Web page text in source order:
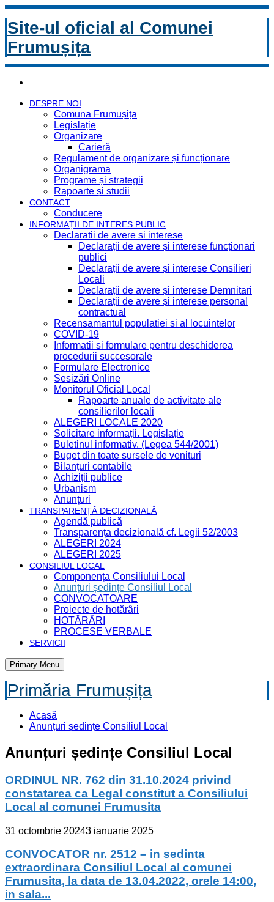
Site-ul oficial al Comunei
Frumușița
DESPRE NOI
Comuna Frumușița
Legislație
Organizare
Carieră
Regulament de organizare și funcționare
Organigrama
Programe și strategii
Rapoarte și studii
CONTACT
Conducere
INFORMAȚII DE INTERES PUBLIC
Declaratii de avere si interese
Declarații de avere și interese funcționari
publici
Declarații de avere și interese Consilieri
Locali
Declarații de avere și interese Demnitari
Declarații de avere și interese personal
contractual
Recensamantul populatiei si al locuintelor
COVID-19
Informatii si formulare pentru deschiderea
procedurii succesorale
Formulare Electronice
Sesizări Online
Monitorul Oficial Local
Rapoarte anuale de activitate ale
consilierilor locali
ALEGERI LOCALE 2020
Solicitare informații. Legislație
Buletinul informativ. (Legea 544/2001)
Buget din toate sursele de venituri
Bilanțuri contabile
Achiziții publice
Urbanism
Anunțuri
TRANSPARENȚĂ DECIZIONALĂ
Agendă publică
Transparența decizională cf. Legii 52/2003
ALEGERI 2024
ALEGERI 2025
CONSILIUL LOCAL
Componența Consiliului Local
Anunțuri ședințe Consiliul Local
CONVOCATOARE
Proiecte de hotărâri
HOTĂRÂRI
PROCESE VERBALE
SERVICII
Primary Menu
Primăria Frumușița
Acasă
Anunțuri ședințe Consiliul Local
Anunțuri ședințe Consiliul Local
ORDINUL NR. 762 din 31.10.2024 privind
constatarea ca Legal constitut a Consiliului
Local al comunei Frumusita
31 octombrie 20243 ianuarie 2025
CONVOCATOR nr. 2512 – in sedinta
extraordinara Consiliul Local al comunei
Frumusita, la data de 13.04.2022, orele 14:00,
in sala...